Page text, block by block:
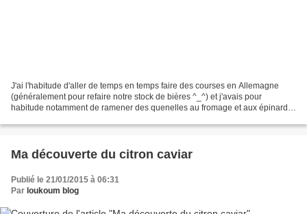
J'ai l'habitude d'aller de temps en temps faire des courses en Allemagne
(généralement pour refaire notre stock de bières ^_^) et j'avais pour
habitude notamment de ramener des quenelles au fromage et aux épinards
Ma découverte du citron caviar
Publié le 21/01/2015 à 06:31
Par loukoum blog